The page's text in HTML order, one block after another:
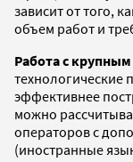
зависит от того,
объем работ и
Работа с
технологические
эффективнее
можно
операторов с
(иностранные